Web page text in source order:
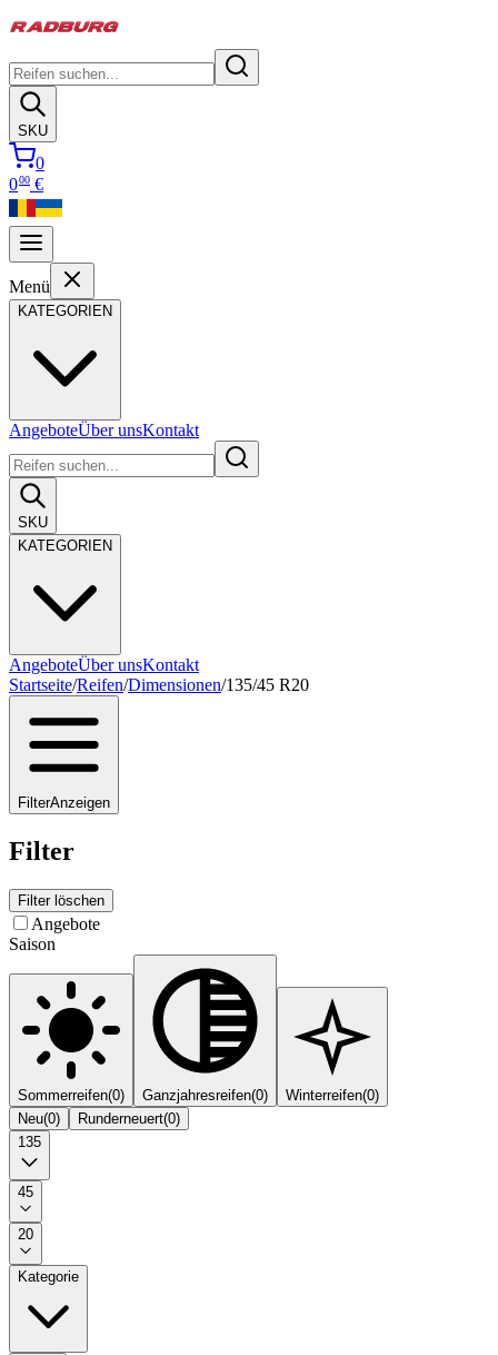
SKU
0
000 €
Menü
KATEGORIEN
AngeboteÜber unsKontakt
SKU
KATEGORIEN
AngeboteÜber unsKontakt
Startseite/Reifen/Dimensionen/135/45 R20
FilterAnzeigen
Filter
Filter löschen
Angebote
Saison
Sommerreifen(0) Ganzjahresreifen(0) Winterreifen(0)
Neu(0) Runderneuert(0)
135
45
20
Kategorie